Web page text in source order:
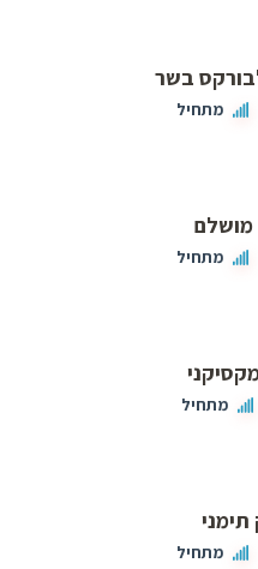
בשר
מתחיל
מושלם
מתחיל
מתחיל
תימני
מתחיל